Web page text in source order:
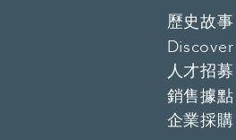
歷史故事
Discover
人才招募
銷售據點
企業採購